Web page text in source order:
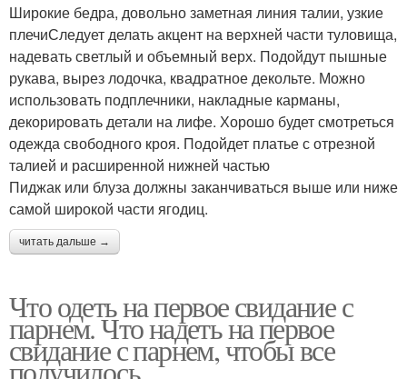
Широкие бедра, довольно заметная линия талии, узкие
плечиСледует делать акцент на верхней части туловища,
надевать светлый и объемный верх. Подойдут пышные
рукава, вырез лодочка, квадратное декольте. Можно
использовать подплечники, накладные карманы,
декорировать детали на лифе. Хорошо будет смотреться
одежда свободного кроя. Подойдет платье с отрезной
талией и расширенной нижней частью
Пиджак или блуза должны заканчиваться выше или ниже
самой широкой части ягодиц.
читать дальше →
Что одеть на первое свидание с
парнем. Что надеть на первое
свидание с парнем, чтобы все